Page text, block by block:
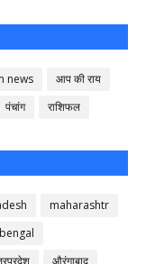
news
आप की राय
पंचांग राशिफल
maharashtr
औरंगाबाद